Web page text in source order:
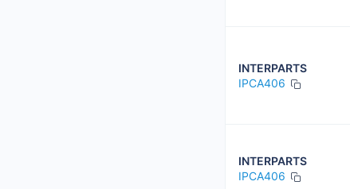
INTERPARTS
IPCA406
INTERPARTS
IPCA406